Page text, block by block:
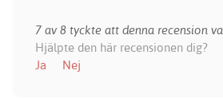
7 av 8 tyckte att denna recension
Hjälpte den här recensionen dig?
Ja
Nej